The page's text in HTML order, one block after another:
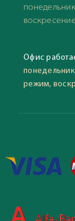
Офис
режим,